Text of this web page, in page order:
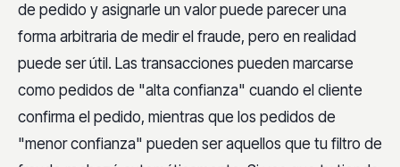
de pedido y asignarle un valor puede parecer una
forma arbitraria de medir el fraude, pero en realidad
puede ser útil. Las transacciones pueden marcarse
como pedidos de "alta confianza" cuando el cliente
confirma el pedido, mientras que los pedidos de
"menor confianza" pueden ser aquellos que tu filtro de